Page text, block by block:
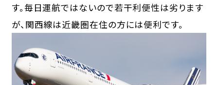
す。毎日運航ではないので若干利便性は劣ります
が、関西線は近畿圏在住の方には便利です。